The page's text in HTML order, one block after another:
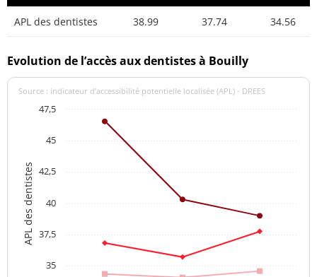
APL des dentistes 38.99 37.74 34.56
Evolution de l’accès aux dentistes à Bouilly
APL des dentistes
Source : indicateur d’accessibilité potentielle localisée (APL) - DREES
35
37,5
40
42,5
45
47,5